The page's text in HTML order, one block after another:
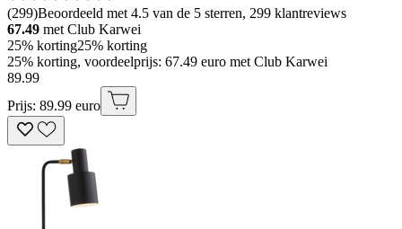
(299)Beoordeeld met 4.5 van de 5 sterren, 299 klantreviews
67.49 met Club Karwei
25% korting25% korting
25% korting, voordeelprijs: 67.49 euro met Club Karwei
89.99
Prijs: 89.99 euro